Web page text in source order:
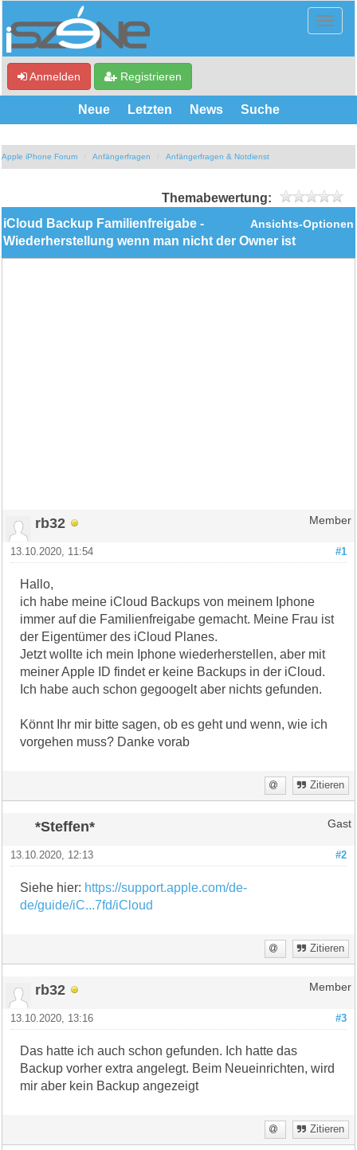
Anmelden Registrieren
Neue Letzten News Suche
Apple iPhone Forum Anfängerfragen Anfängerfragen & Notdienst
Themabewertung:
Ansichts-Optionen
iCloud Backup Familienfreigabe -
Wiederherstellung wenn man nicht der Owner ist
rb32 Member
#1
13.10.2020, 11:54
Hallo,
ich habe meine iCloud Backups von meinem Iphone
immer auf die Familienfreigabe gemacht. Meine Frau ist
der Eigentümer des iCloud Planes.
Jetzt wollte ich mein Iphone wiederherstellen, aber mit
meiner Apple ID findet er keine Backups in der iCloud.
Ich habe auch schon gegoogelt aber nichts gefunden.
Könnt Ihr mir bitte sagen, ob es geht und wenn, wie ich
vorgehen muss? Danke vorab
Zitieren
*Steffen* Gast
#2
13.10.2020, 12:13
Siehe hier: https://support.apple.com/de-
de/guide/iC...7fd/iCloud
Zitieren
rb32 Member
#3
13.10.2020, 13:16
Das hatte ich auch schon gefunden. Ich hatte das
Backup vorher extra angelegt. Beim Neueinrichten, wird
mir aber kein Backup angezeigt
Zitieren